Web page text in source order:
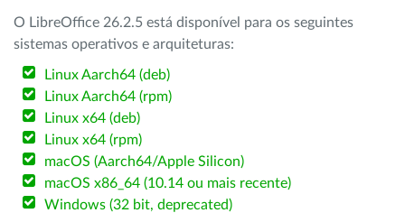
O LibreOffice 26.2.5 está disponível para os seguintes
sistemas operativos e arquiteturas:
Linux Aarch64 (deb)
Linux Aarch64 (rpm)
Linux x64 (deb)
Linux x64 (rpm)
macOS (Aarch64/Apple Silicon)
macOS x86_64 (10.14 ou mais recente)
Windows (32 bit, deprecated)